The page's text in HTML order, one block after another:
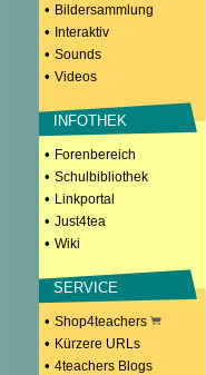
• Bildersammlung
• Interaktiv
• Sounds
• Videos
INFOTHEK
• Forenbereich
• Schulbibliothek
• Linkportal
• Just4tea
• Wiki
SERVICE
• Shop4teachers
• Kürzere URLs
• 4teachers Blogs